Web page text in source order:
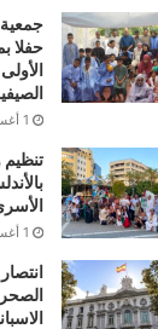
جمعية
حفلا
1 أغسطس 2026
1 أغسطس 2026